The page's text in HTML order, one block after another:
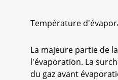
Température
La majeure partie de
l'évaporation. La
du gaz avant